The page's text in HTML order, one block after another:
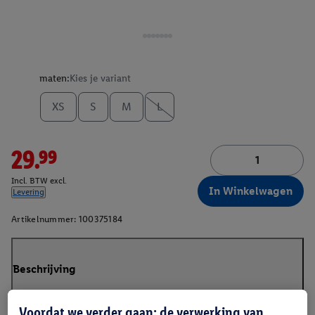
maten:Kies je variant
XS S M L
29.99
Incl. BTW excl.
Levering
In Winkelwagen
Artikelnummer: 100375184
Beschrijving